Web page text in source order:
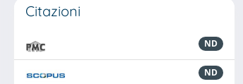
Citazioni
ND
ND